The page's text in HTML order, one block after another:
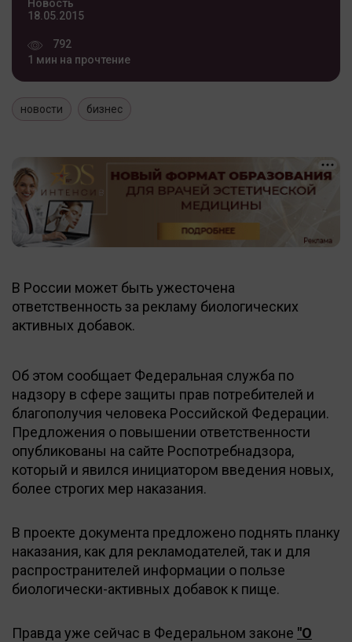
Новость
18.05.2015
792
1 мин на прочтение
новости бизнес
В России может быть ужесточена
ответственность за рекламу биологических
активных добавок.
Об этом сообщает Федеральная служба по
надзору в сфере защиты прав потребителей и
благополучия человека Российской Федерации.
Предложения о повышении ответственности
опубликованы на сайте Роспотребнадзора,
который и явился инициатором введения новых,
более строгих мер наказания.
В проекте документа предложено поднять планку
наказания, как для рекламодателей, так и для
распространителей информации о пользе
биологически-активных добавок к пище.
Правда уже сейчас в Федеральном законе "О